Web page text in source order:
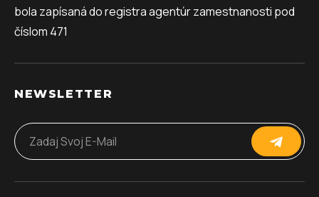
bola zapísaná do registra agentúr zamestnanosti pod
číslom 471
NEWSLETTER